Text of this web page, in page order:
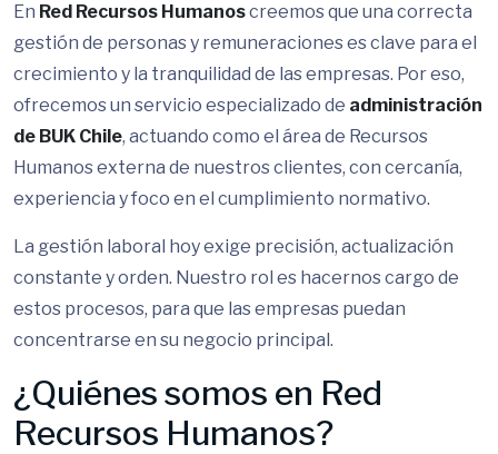
En Red Recursos Humanoscreemos que una correcta
gestión de personas y remuneraciones es clave para el
crecimiento y la tranquilidad de las empresas. Por eso,
ofrecemos un servicio especializado de administración
de BUK Chile, actuando como el área de Recursos
Humanos externa de nuestros clientes, con cercanía,
experiencia y foco en el cumplimiento normativo.
La gestión laboral hoy exige precisión, actualización
constante y orden. Nuestro rol es hacernos cargo de
estos procesos, para que las empresas puedan
concentrarse en su negocio principal.
¿Quiénes somos en Red
Recursos Humanos?